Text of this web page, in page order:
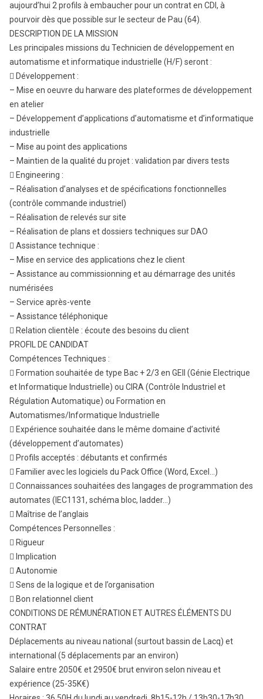
aujourd’hui 2 profils à embaucher pour un contrat en CDI, à
pourvoir dès que possible sur le secteur de Pau (64).
DESCRIPTION DE LA MISSION
Les principales missions du Technicien de développement en
automatisme et informatique industrielle (H/F) seront :
 Développement :
– Mise en oeuvre du harware des plateformes de développement
en atelier
– Développement d’applications d’automatisme et d’informatique
industrielle
– Mise au point des applications
– Maintien de la qualité du projet : validation par divers tests
 Engineering :
– Réalisation d’analyses et de spécifications fonctionnelles
(contrôle commande industriel)
– Réalisation de relevés sur site
– Réalisation de plans et dossiers techniques sur DAO
 Assistance technique :
– Mise en service des applications chez le client
– Assistance au commissionning et au démarrage des unités
numérisées
– Service après-vente
– Assistance téléphonique
 Relation clientèle : écoute des besoins du client
PROFIL DE CANDIDAT
Compétences Techniques :
 Formation souhaitée de type Bac + 2/3 en GEII (Génie Electrique
et Informatique Industrielle) ou CIRA (Contrôle Industriel et
Régulation Automatique) ou Formation en
Automatismes/Informatique Industrielle
 Expérience souhaitée dans le même domaine d’activité
(développement d’automates)
 Profils acceptés : débutants et confirmés
 Familier avec les logiciels du Pack Office (Word, Excel…)
 Connaissances souhaitées des langages de programmation des
automates (IEC1131, schéma bloc, ladder…)
 Maîtrise de l’anglais
Compétences Personnelles :
 Rigueur
 Implication
 Autonomie
 Sens de la logique et de l’organisation
 Bon relationnel client
CONDITIONS DE RÉMUNÉRATION ET AUTRES ÉLÉMENTS DU
CONTRAT
Déplacements au niveau national (surtout bassin de Lacq) et
international (5 déplacements par an environ)
Salaire entre 2050€ et 2950€ brut environ selon niveau et
expérience (25-35K€)